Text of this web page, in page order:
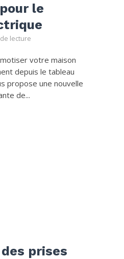
le
lecture
votre maison
depuis le tableau
propose une nouvelle
de...
prises